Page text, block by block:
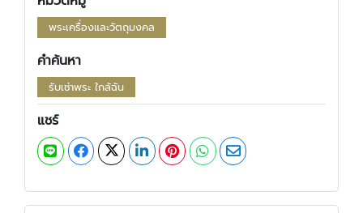
พระเครื่องและวัตถุมงคล
คำค้นหา
รับเช่าพระ ใกล้ฉัน
แชร์